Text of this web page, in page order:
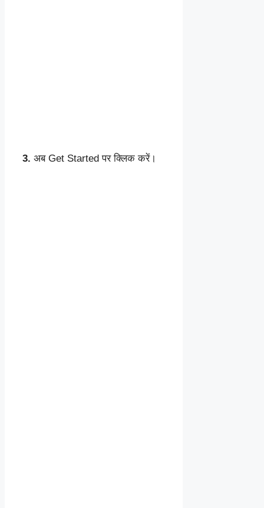
3. अब Get Started पर क्लिक करें।